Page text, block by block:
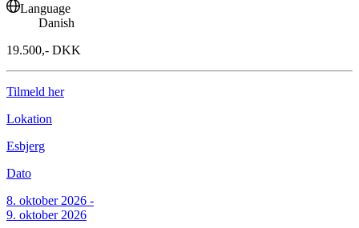
Language
Danish
19.500,- DKK
Tilmeld her
Lokation
Esbjerg
Dato
8. oktober 2026 -
9. oktober 2026